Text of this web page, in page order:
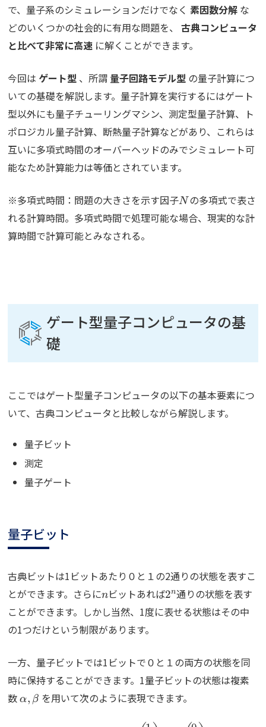
で、量子系のシミュレーションだけでなく 素因数分解 な
どのいくつかの社会的に有用な問題を、古典コンピュータ
と比べて非常に高速 に解くことができます。
今回は ゲート型 、所謂 量子回路モデル型 の量子計算につ
いての基礎を解説します。量子計算を実行するにはゲート
型以外にも量子チューリングマシン、測定型量子計算、ト
ポロジカル量子計算、断熱量子計算などがあり、これらは
互いに多項式時間のオーバーヘッドのみでシミュレート可
能なため計算能力は等価とされています。
※多項式時間：問題の大きさを示す因子N
N の多項式で表さ
れる計算時間。多項式時間で処理可能な場合、現実的な計
算時間で計算可能とみなされる。
ゲート型量子コンピュータの基
礎
ここではゲート型量子コンピュータの以下の基本要素につ
いて、古典コンピュータと比較しながら解説します。
量子ビット
測定
量子ゲート
量子ビット
古典ビットは1ビットあたり０と１の2通りの状態を表すこ
とができます。さらにn
nビットあれば2^n
2n通りの状態を表す
ことができます。しかし当然、1度に表せる状態はその中
の1つだけという制限があります。
一方、量子ビットでは1ビットで０と１の両方の状態を同
時に保持することができます。1量子ビットの状態は複素
数\alpha,
α, β を用いて次のように表現できます。